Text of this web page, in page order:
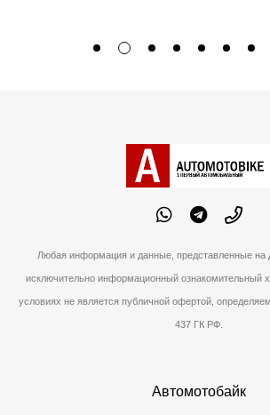
Любая информация и данные, представленные на
исключительно информационный ознакомительный
условиях не является публичной офертой,
437 ГК РФ.
Автомотобайк